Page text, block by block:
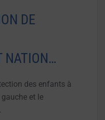
DE
NATION…
des enfants à
gauche et le